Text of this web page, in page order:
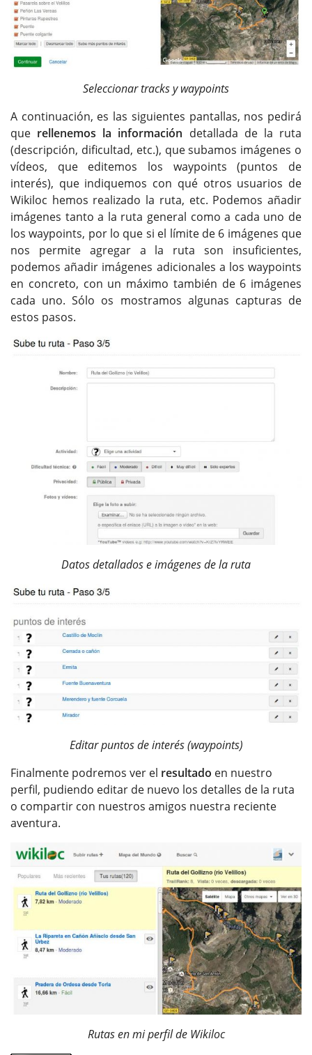
Seleccionar tracks y waypoints
A continuación, es las siguientes pantallas, nos pedirá
que rellenemos la información detallada de la ruta
(descripción, dificultad, etc.), que subamos imágenes o
vídeos, que editemos los waypoints (puntos de
interés), que indiquemos con qué otros usuarios de
Wikiloc hemos realizado la ruta, etc. Podemos añadir
imágenes tanto a la ruta general como a cada uno de
los waypoints, por lo que si el límite de 6 imágenes que
nos permite agregar a la ruta son insuficientes,
podemos añadir imágenes adicionales a los waypoints
en concreto, con un máximo también de 6 imágenes
cada uno. Sólo os mostramos algunas capturas de
estos pasos.
Datos detallados e imágenes de la ruta
Editar puntos de interés (waypoints)
Finalmente podremos ver el resultado en nuestro
perfil, pudiendo editar de nuevo los detalles de la ruta
o compartir con nuestros amigos nuestra reciente
aventura.
Rutas en mi perfil de Wikiloc